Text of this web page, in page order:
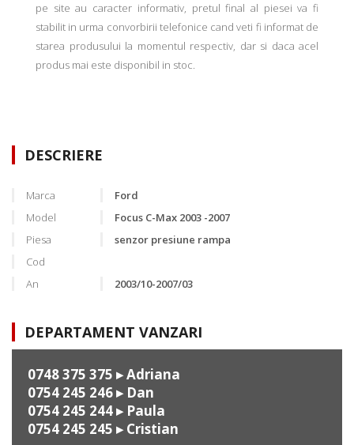
pe site au caracter informativ, pretul final al piesei va fi
stabilit in urma convorbirii telefonice cand veti fi informat de
starea produsului la momentul respectiv, dar si daca acel
produs mai este disponibil in stoc.
DESCRIERE
Marca
Ford
Model
Focus C-Max 2003 -2007
Piesa
senzor presiune rampa
Cod
An
2003/10-2007/03
DEPARTAMENT VANZARI
0748 375 375 ▸ Adriana
0754 245 246▸ Dan
0754 245 244▸ Paula
0754 245 245 ▸ Cristian